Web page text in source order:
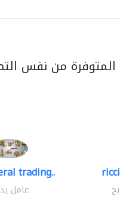
المتوفرة من نفس
trading..
عامل